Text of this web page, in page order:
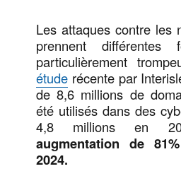
Les attaques contre les
prennent
particulièrement
étude récente par
de 8,6 millions de
été utilisés dans des
4,8 millions en
augmentation de
2024.